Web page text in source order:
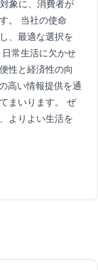
象に、消費者が
。 当社の使命
、最適な選択を
常生活に欠かせ
性と経済性の向
高い情報提供を通
まいります。 ぜ
よりよい生活を